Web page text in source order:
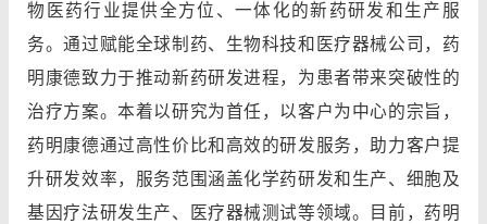
物医药行业提供全方位、一体化的新药研发和生产服
务。通过赋能全球制药、生物科技和医疗器械公司，药
明康德致力于推动新药研发进程，为患者带来突破性的
治疗方案。本着以研究为首任，以客户为中心的宗旨，
药明康德通过高性价比和高效的研发服务，助力客户提
升研发效率，服务范围涵盖化学药研发和生产、细胞及
基因疗法研发生产、医疗器械测试等领域。目前，药明